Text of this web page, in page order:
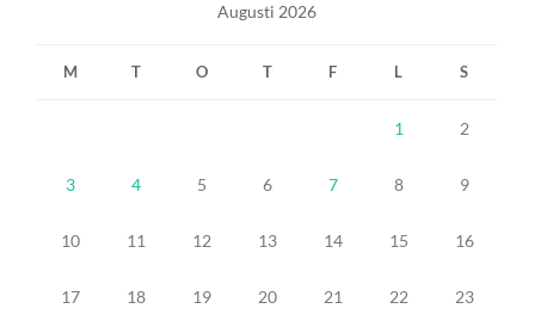
Augusti 2026
M T O T F L S
1 2
3 4 5 6 7 8 9
10 11 12 13 14 15 16
17 18 19 20 21 22 23